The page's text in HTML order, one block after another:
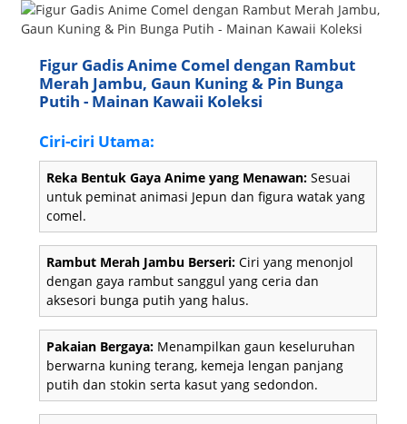
Figur Gadis Anime Comel dengan Rambut
Merah Jambu, Gaun Kuning & Pin Bunga
Putih - Mainan Kawaii Koleksi
Ciri-ciri Utama:
Reka Bentuk Gaya Anime yang Menawan:Sesuai
untuk peminat animasi Jepun dan figura watak yang
comel.
Rambut Merah Jambu Berseri:Ciri yang menonjol
dengan gaya rambut sanggul yang ceria dan
aksesori bunga putih yang halus.
Pakaian Bergaya:Menampilkan gaun keseluruhan
berwarna kuning terang, kemeja lengan panjang
putih dan stokin serta kasut yang sedondon.